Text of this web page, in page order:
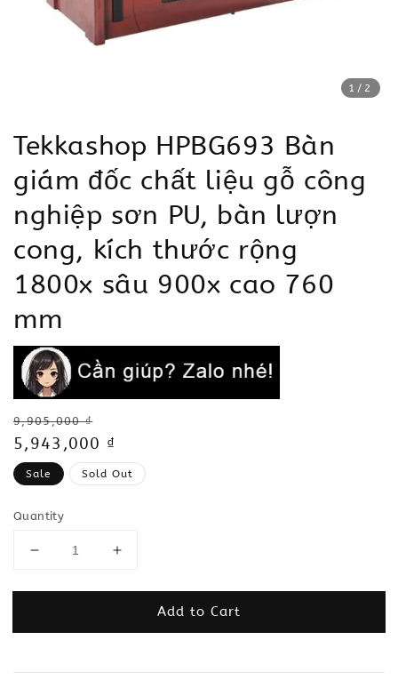
1 /2
Tekkashop HPBG693 Bàn
giám đốc chất liệu gỗ công
nghiệp sơn PU, bàn lượn
cong, kích thước rộng
1800x sâu 900x cao 760
mm
Regular
price
9,905,000 ₫
Sale
price
5,943,000 ₫
Sale Sold Out
Quantity
Add to Cart